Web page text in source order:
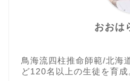
おお
鳥海流四柱推命師範/北海
ど120名以上の生徒を育成